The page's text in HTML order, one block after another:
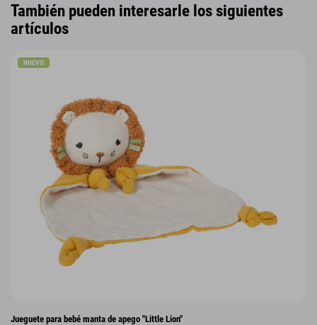
También pueden interesarle los siguientes
artículos
NUEVO
Jueguete para bebé manta de apego "Little Lion"